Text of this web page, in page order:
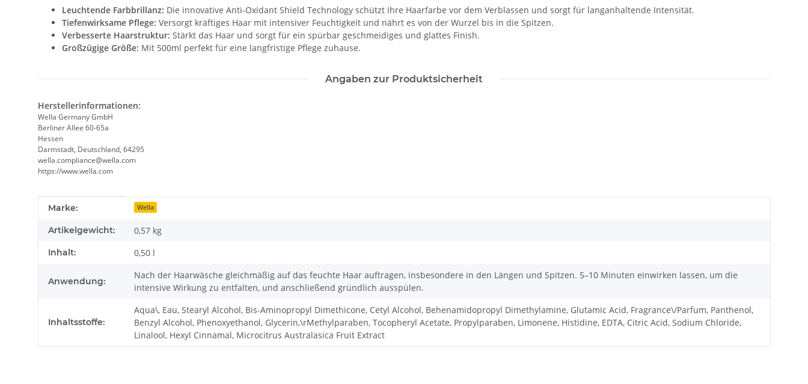
Leuchtende Farbbrillanz: Die innovative Anti-Oxidant Shield Technology schützt Ihre Haarfarbe vor dem Verblassen und sorgt für langanhaltende Intensität.
Tiefenwirksame Pflege: Versorgt kräftiges Haar mit intensiver Feuchtigkeit und nährt es von der Wurzel bis in die Spitzen.
Verbesserte Haarstruktur: Stärkt das Haar und sorgt für ein spürbar geschmeidiges und glattes Finish.
Großzügige Größe: Mit 500ml perfekt für eine langfristige Pflege zuhause.
Angaben zur Produktsicherheit
Herstellerinformationen:
Wella Germany GmbH
Berliner Allee 60-65a
Hessen
Darmstadt, Deutschland, 64295
wella.compliance@wella.com
https://www.wella.com
Produkteigenschaft
Wert
Marke: Wella
Artikelgewicht: 0,57 kg
Inhalt: 0,50 l
Anwendung:
Nach der Haarwäsche gleichmäßig auf das feuchte Haar auftragen, insbesondere in den Längen und Spitzen. 5–10 Minuten einwirken lassen, um die
intensive Wirkung zu entfalten, und anschließend gründlich ausspülen.
Inhaltsstoffe:
Aqua\, Eau, Stearyl Alcohol, Bis-Aminopropyl Dimethicone, Cetyl Alcohol, Behenamidopropyl Dimethylamine, Glutamic Acid, Fragrance\/Parfum, Panthenol,
Benzyl Alcohol, Phenoxyethanol, Glycerin,\rMethylparaben, Tocopheryl Acetate, Propylparaben, Limonene, Histidine, EDTA, Citric Acid, Sodium Chloride,
Linalool, Hexyl Cinnamal, Microcitrus Australasica Fruit Extract